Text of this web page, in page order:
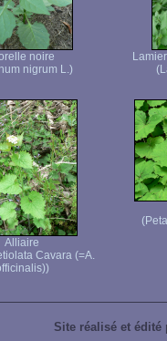
noire
nigrum L.)
Alliaire
Cavara (=A.
Site réalisé et édité